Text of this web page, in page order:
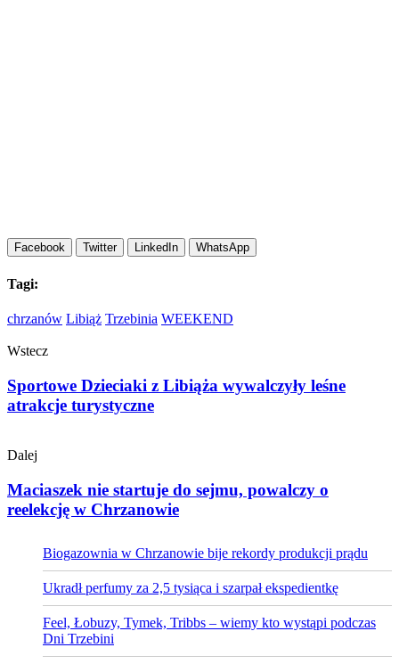
Facebook Twitter LinkedIn WhatsApp
Tagi:
chrzanów Libiąż Trzebinia WEEKEND
Wstecz
Sportowe Dzieciaki z Libiąża wywalczyły leśne
atrakcje turystyczne
Dalej
Maciaszek nie startuje do sejmu, powalczy o
reelekcję w Chrzanowie
Biogazownia w Chrzanowie bije rekordy produkcji prądu
Ukradł perfumy za 2,5 tysiąca i szarpał ekspedientkę
Feel, Łobuzy, Tymek, Tribbs – wiemy kto wystąpi podczas
Dni Trzebini